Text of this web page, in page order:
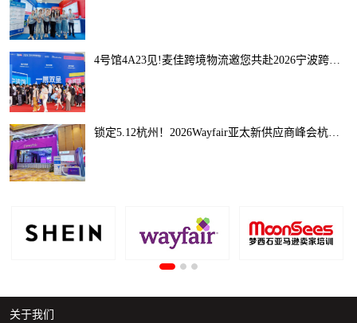
4号馆4A23见!麦佳跨境物流邀您共赴2026宁波跨博会，解锁全球出海新通路
锁定5.12杭州！2026Wayfair亚太新供应商峰会杭州站启幕，助您抢占跨境家居千亿风口
关于我们